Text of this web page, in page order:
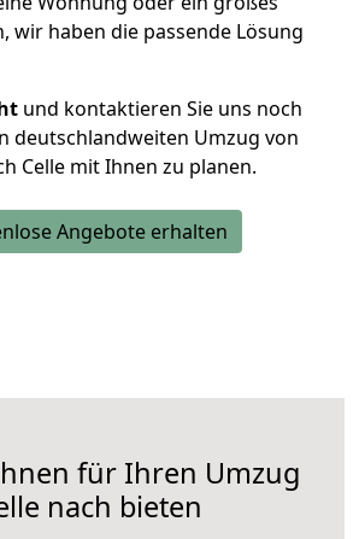
wir haben die passende Lösung
und kontaktieren Sie uns noch
deutschlandweiten Umzug von
Celle mit Ihnen zu planen.
Angebote erhalten
für Ihren Umzug
nach bieten